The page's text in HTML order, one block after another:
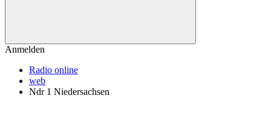
Anmelden
Radio online
web
Ndr 1 Niedersachsen